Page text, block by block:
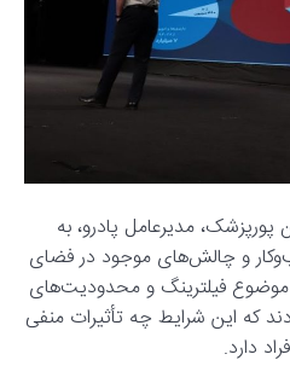
مدیرعامل پادرو، به
و چالش‌های موجود در فضای
موضوع فیلترینگ و محدودیت‌های
که این شرایط چه تأثیرات منفی
دارد.